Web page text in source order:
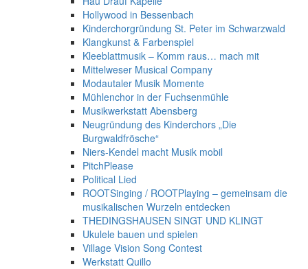
Hollywood in Bessenbach
Kinderchorgründung St. Peter im Schwarzwald
Klangkunst & Farbenspiel
Kleeblattmusik – Komm raus… mach mit
Mittelweser Musical Company
Modautaler Musik Momente
Mühlenchor in der Fuchsenmühle
Musikwerkstatt Abensberg
Neugründung des Kinderchors „Die
Burgwaldfrösche“
Niers-Kendel macht Musik mobil
PitchPlease
Political Lied
ROOTSinging / ROOTPlaying – gemeinsam die
musikalischen Wurzeln entdecken
THEDINGSHAUSEN SINGT UND KLINGT
Ukulele bauen und spielen
Village Vision Song Contest
Werkstatt Quillo